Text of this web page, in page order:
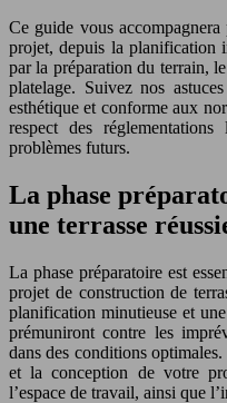
Ce guide vous
projet, depuis la planification
par la préparation du terrain,
platelage. Suivez nos
esthétique et conforme aux
respect des
problèmes futurs.
La phase
une terrasse
La phase préparatoire est
projet de construction de
planification minutieuse et
prémuniront contre les
dans des conditions
et la conception de votre
l’espace de travail, ainsi que